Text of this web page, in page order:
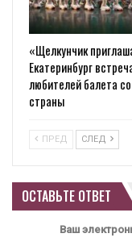
«Щелкунчик
Екатеринбург
любителей балета
страны
ПРЕД СЛЕД
ОСТАВЬТЕ ОТВЕТ
Ваш